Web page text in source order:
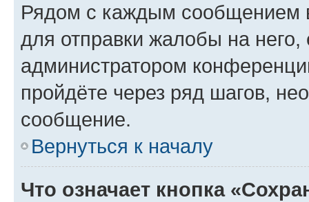
Рядом с каждым сообщением
для отправки жалобы на
администратором
пройдёте через ряд шагов,
сообщение.
Вернуться к началу
Что означает кнопка